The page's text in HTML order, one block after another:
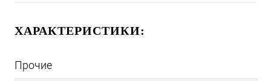
ХАРАКТЕРИСТИКИ:
Прочие